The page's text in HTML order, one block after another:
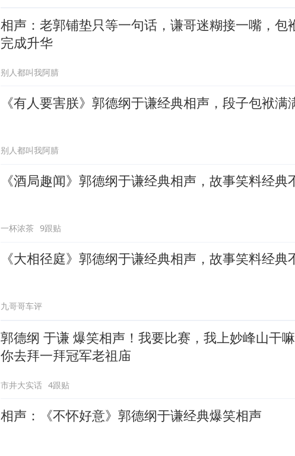
相声：老郭铺垫只等一句话，谦哥迷糊接一嘴，包
完成升华
别人都叫我阿腈
《有人要害朕》郭德纲于谦经典相声，段子包袱满
别人都叫我阿腈
《酒局趣闻》郭德纲于谦经典相声，故事笑料经典
一杯浓茶 9跟贴
《大相径庭》郭德纲于谦经典相声，故事笑料经典
九哥哥车评
郭德纲 于谦 爆笑相声！我要比赛，我上妙峰山干
你去拜一拜冠军老祖庙
市井大实话 4跟贴
相声：《不怀好意》郭德纲于谦经典爆笑相声